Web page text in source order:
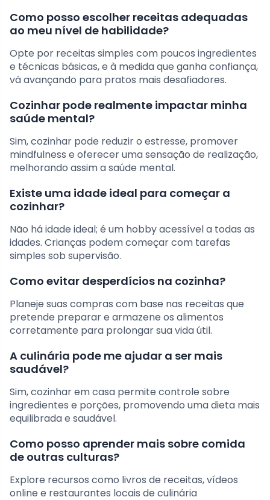
Como posso escolher receitas adequadas
ao meu nível de habilidade?
Opte por receitas simples com poucos ingredientes
e técnicas básicas, e à medida que ganha confiança,
vá avançando para pratos mais desafiadores.
Cozinhar pode realmente impactar minha
saúde mental?
Sim, cozinhar pode reduzir o estresse, promover
mindfulness e oferecer uma sensação de realização,
melhorando assim a saúde mental.
Existe uma idade ideal para começar a
cozinhar?
Não há idade ideal; é um hobby acessível a todas as
idades. Crianças podem começar com tarefas
simples sob supervisão.
Como evitar desperdícios na cozinha?
Planeje suas compras com base nas receitas que
pretende preparar e armazene os alimentos
corretamente para prolongar sua vida útil.
A culinária pode me ajudar a ser mais
saudável?
Sim, cozinhar em casa permite controle sobre
ingredientes e porções, promovendo uma dieta mais
equilibrada e saudável.
Como posso aprender mais sobre comida
de outras culturas?
Explore recursos como livros de receitas, vídeos
online e restaurantes locais de culinária